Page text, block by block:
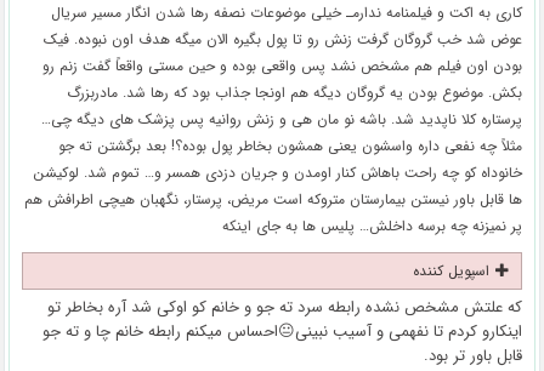
کاری به اکت و فیلمنامه ندارمـ خیلی موضوعات نصفه رها شدن انگار مسیر سریال
عوض شد خب گروگان گرفت زنش رو تا پول بگیره الان میگه هدف اون نبوده. فیک
بودن اون فیلم هم مشخص نشد پس واقعی بوده و حین مستی واقعاً گفت زنم رو
بکش. موضوع بودن یه گروگان دیگه هم اونجا جذاب بود که رها شد. مادربزرگ
پرستاره کلا ناپدید شد. باشه نو مان هی و زنش روانیه پس پزشک های دیگه چی…
مثلاً چه نفعی داره واسشون یعنی همشون بخاطر پول بوده؟! بعد برگشتن ته جو
خانوداه کو چه راحت باهاش کنار اومدن و جریان دزدی همسر و… تموم شد. لوکیشن
ها قابل باور نیستن بیمارستان متروکه است مریض، پرستار، نگهبان هیچی اطرافش هم
پر نمیزنه چه برسه داخلش… پلیس ها به جای اینکه
اسپویل کننده
که علتش مشخص نشده رابطه سرد ته جو و خانم کو اوکی شد آره بخاطر تو
اینکارو کردم تا نفهمی و آسیب نبینی😐احساس میکنم رابطه خانم چا و ته جو
قابل باور تر بود.